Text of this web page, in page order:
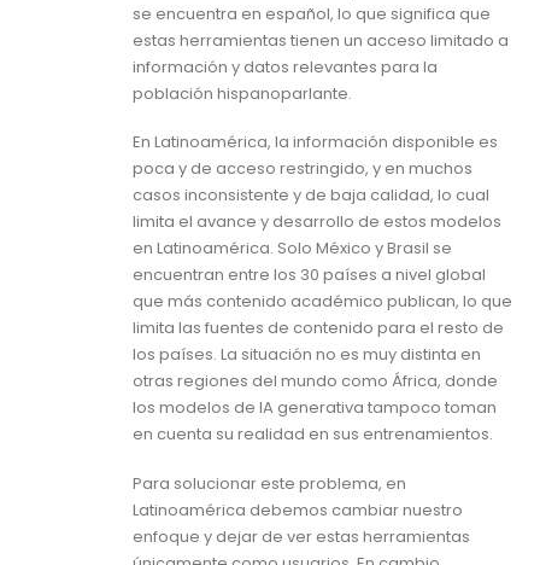
se encuentra en español, lo que significa que
estas herramientas tienen un acceso limitado a
información y datos relevantes para la
población hispanoparlante.
En Latinoamérica, la información disponible es
poca y de acceso restringido, y en muchos
casos inconsistente y de baja calidad, lo cual
limita el avance y desarrollo de estos modelos
en Latinoamérica. Solo México y Brasil se
encuentran entre los 30 países a nivel global
que más contenido académico publican, lo que
limita las fuentes de contenido para el resto de
los países. La situación no es muy distinta en
otras regiones del mundo como África, donde
los modelos de IA generativa tampoco toman
en cuenta su realidad en sus entrenamientos.
Para solucionar este problema, en
Latinoamérica debemos cambiar nuestro
enfoque y dejar de ver estas herramientas